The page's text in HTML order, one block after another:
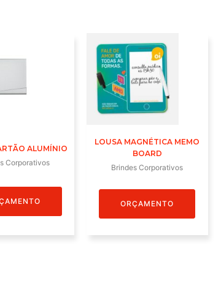
ALUMÍNIO
Corporativos
LOUSA MAGNÉTICA MEMO
BOARD
Brindes Corporativos
ORÇAMENTO